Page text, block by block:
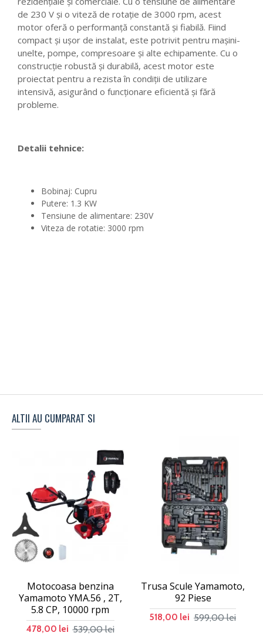
de 230 V și o viteză de rotație de 3000 rpm, acest
motor oferă o performanță constantă și fiabilă. Fiind
compact și ușor de instalat, este potrivit pentru mașini-
unelte, pompe, compresoare și alte echipamente. Cu o
construcție robustă și durabilă, acest motor este
proiectat pentru a rezista în condiții de utilizare
intensivă, asigurând o funcționare eficientă și fără
probleme.
Detalii tehnice:
Bobinaj: Cupru
Putere: 1.3 KW
Tensiune de alimentare: 230V
Viteza de rotatie: 3000 rpm
ALTII AU CUMPARAT SI
Motocoasa benzina
Yamamoto YMA.56 , 2T,
5.8 CP, 10000 rpm
478,00 lei 539,00 lei
Trusa Scule Yamamoto,
92 Piese
518,00 lei 599,00 lei